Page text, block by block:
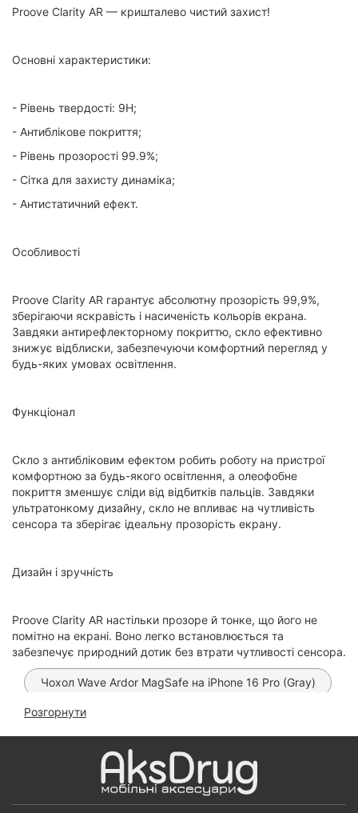
Proove Clarity AR — кришталево чистий захист!
Основні характеристики:
- Рівень твердості: 9Н;
- Антиблікове покриття;
- Рівень прозорості 99.9%;
- Сітка для захисту динаміка;
- Антистатичний ефект.
Особливості
Proove Clarity AR гарантує абсолютну прозорість 99,9%,
зберігаючи яскравість і насиченість кольорів екрана.
Завдяки антирефлекторному покриттю, скло ефективно
знижує відблиски, забезпечуючи комфортний перегляд у
будь-яких умовах освітлення.
Функціонал
Скло з антибліковим ефектом робить роботу на пристрої
комфортною за будь-якого освітлення, а олеофобне
покриття зменшує сліди від відбитків пальців. Завдяки
ультратонкому дизайну, скло не впливає на чутливість
сенсора та зберігає ідеальну прозорість екрану.
Дизайн і зручність
Proove Clarity AR настільки прозоре й тонке, що його не
помітно на екрані. Воно легко встановлюється та
забезпечує природний дотик без втрати чутливості сенсора.
Чохол Wave Ardor MagSafe на іPhone 16 Pro (Gray)
Чохол Fibra Double Side на iPhone 16 Pro (Black)
Чохол FIBRA Silicone OmniMag на iPhone 16 Pro
(Milk White)
Чохол Carbon Style MagSafe PC на iPhone 16 Pro
Розгорнути